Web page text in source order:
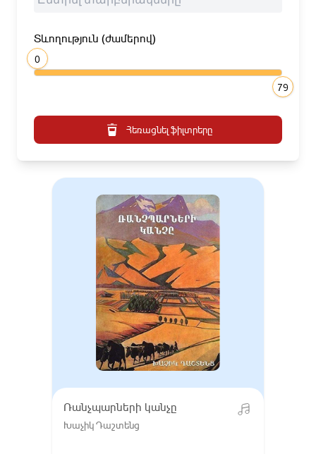
Տևողություն (ժամերով)
0
79
Հեռացնել ֆիլտրերը
Ռանչպարների կանչը
Խաչիկ Դաշտենց